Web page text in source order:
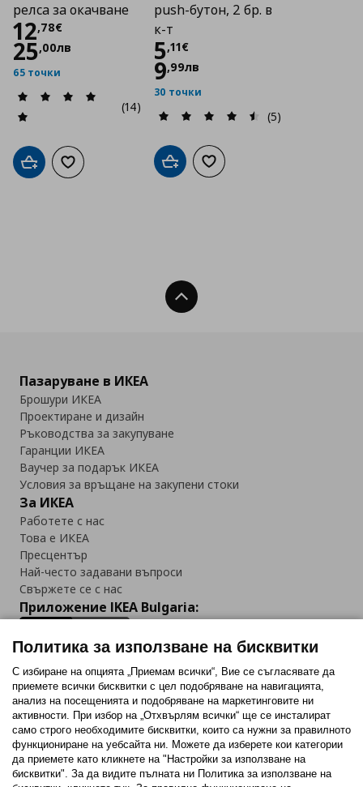
релса за окачване
12,78€
Цена
25,00лв
65 точки
(14)
Добави в кошницата
Добави към списъка с любими
push-бутон, 2 бр. в
к-т
5,11€
Цена
9,99лв
30 точки
(5)
Добави в кошницата
Добави към списъка с
Нагоре
Пазаруване в ИКЕА
Брошури ИКЕА
Проектиране и дизайн
Ръководства за закупуване
Гаранции ИКЕА
Ваучер за подарък ИКЕА
Условия за връщане на закупени стоки
За ИКЕА
Работете с нас
Това е ИКЕА
Пресцентър
Най-често задавани въпроси
Свържете се с нас
Приложение IKEA Bulgaria:
Последвайте ни:
FacebookTwitterYoutubePinterestInstagram
Политика за използване на бисквитки
С избиране на опцията „Приемам всички“, Вие се съгласявате да
приемете всички бисквитки с цел подобряване на навигацията,
анализ на посещенията и подобряване на маркетинговите ни
активности. При избор на „Отхвърлям всички“ ще се инсталират
само строго необходимитe бисквитки, които са нужни за правилното
функциониране на уебсайта ни. Можете да изберете кои категории
да приемете като кликнете на "Настройки за използване на
бисквитки". За да видите пълната ни Политика за използване на